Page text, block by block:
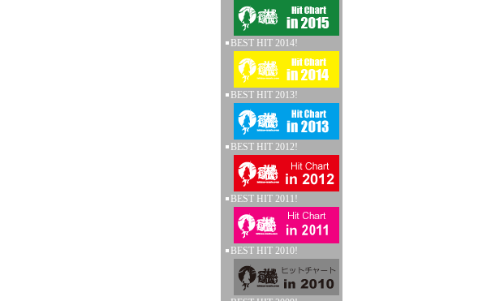
BEST HIT 2014!
BEST HIT 2013!
BEST HIT 2012!
BEST HIT 2011!
BEST HIT 2010!